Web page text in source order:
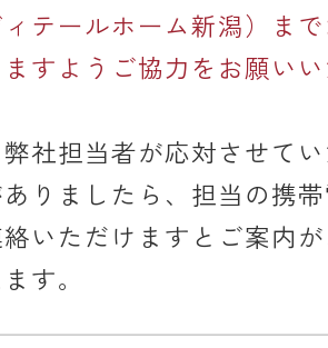
テールホーム新潟）ま
すようご協力をお願い
社担当者が応対させて
ありましたら、担当の携
いただけますとご案内
す。